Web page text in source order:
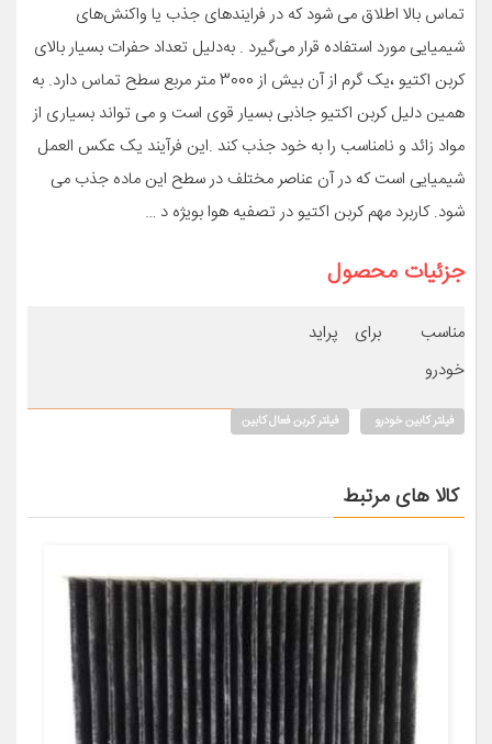
تماس بالا اطلاق می شود که در فرایندهای جذب یا واکنش‌های
شیمیایی مورد استفاده قرار می‌گیرد . به‌دلیل تعداد حفرات بسیار بالای
کربن اکتیو ،یک گرم از آن بیش از 3000 متر مربع سطح تماس دارد. به
همین دلیل کربن اکتیو جاذبی بسیار قوی است و می تواند بسیاری از
مواد زائد و نامناسب را به خود جذب کند .این فرآیند یک عکس العمل
شیمیایی است که در آن عناصر مختلف در سطح این ماده جذب می
شود. کاربرد مهم کربن اکتیو در تصفیه هوا بویژه د …
جزئیات محصول
مناسب برای
خودرو
پراید
فیلتر کابین خودرو فیلتر کربن فعال کابین
کالا های مرتبط